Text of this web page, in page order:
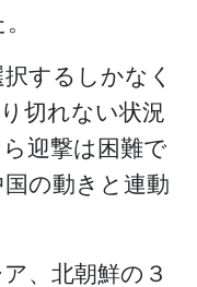
するしかなく
切れない状況
迎撃は困難で
の動きと連動
、北朝鮮の３